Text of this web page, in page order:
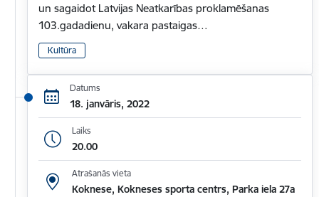
un sagaidot Latvijas Neatkarības proklamēšanas
103.gadadienu, vakara pastaigas…
Kultūra
Datums
18. janvāris, 2022
Laiks
20.00
Atrašanās vieta
Koknese, Kokneses sporta centrs, Parka iela 27a